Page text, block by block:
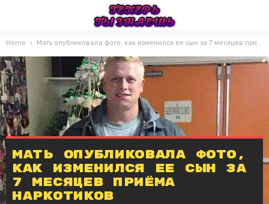
Home Мать опубликовала фото, как изменился ее сын за 7 месяцев приёма наркотиков
Мать опубликовала фото,
как изменился ее сын за
7 месяцев приёма
наркотиков